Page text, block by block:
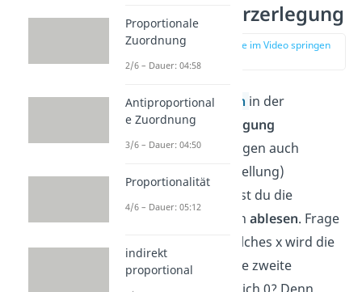
Linearfaktorzerlegung
zur Stelle im Video springen
Ist deineFunktion in der
Linearfaktorzerlegung
(Mathematiker sagen auch
Linearfaktordarstellung)
angegeben, kannst du die
Nullstellen einfachablesen. Frage
dich dazu: Für welches x wird die
erste Klammer, die zweite
Proportionale
Zuordnung
2/6 – Dauer: 04:58
Antiproportional
e Zuordnung
3/6 – Dauer: 04:50
Proportionalität
4/6 – Dauer: 05:12
indirekt
proportional